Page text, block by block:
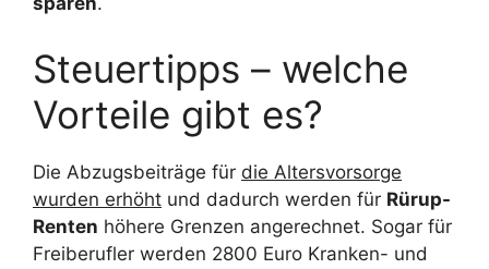
Steuertipps – welche
Vorteile gibt es?
Die Abzugsbeiträge für die Altersvorsorge
wurden erhöht und dadurch werden für Rürup-
Renten höhere Grenzen angerechnet. Sogar für
Freiberufler werden 2800 Euro Kranken- und